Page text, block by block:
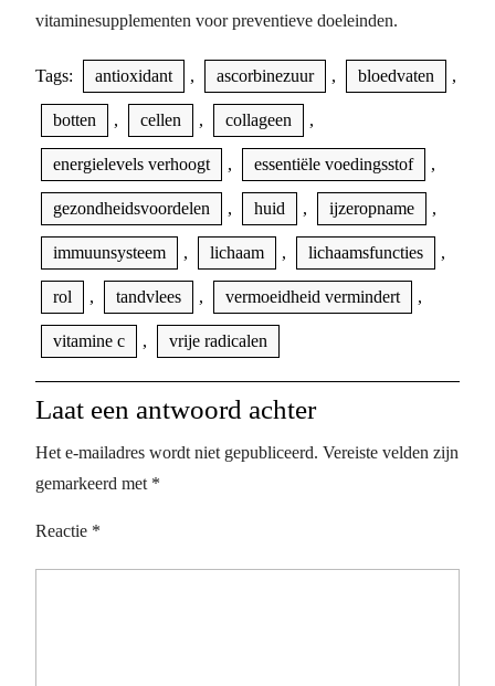
vitaminesupplementen voor preventieve doeleinden.
Tags: antioxidant , ascorbinezuur , bloedvaten ,
botten , cellen , collageen ,
energielevels verhoogt , essentiële voedingsstof ,
gezondheidsvoordelen , huid , ijzeropname ,
immuunsysteem , lichaam , lichaamsfuncties ,
rol , tandvlees , vermoeidheid vermindert ,
vitamine c , vrije radicalen
Laat een antwoord achter
Het e-mailadres wordt niet gepubliceerd. Vereiste velden zijn
gemarkeerd met *
Reactie *